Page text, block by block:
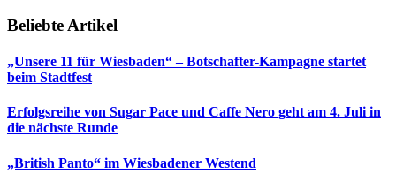
Beliebte Artikel
„Unsere 11 für Wiesbaden“ – Botschafter-Kampagne startet
beim Stadtfest
Erfolgsreihe von Sugar Pace und Caffe Nero geht am 4. Juli in
die nächste Runde
„British Panto“ im Wiesbadener Westend